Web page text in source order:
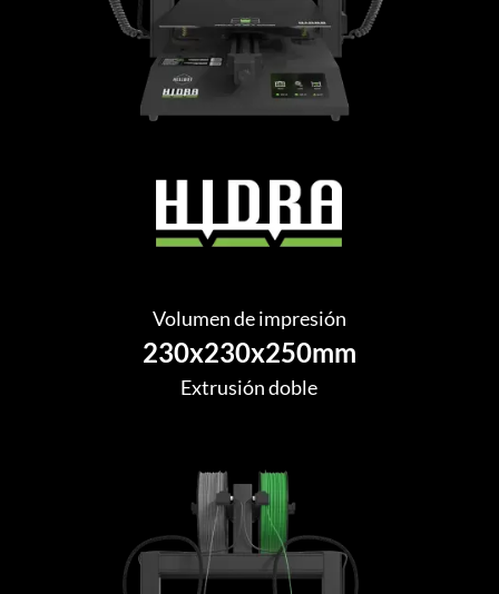
Volumen de impresión
230x230x250mm
Extrusión doble